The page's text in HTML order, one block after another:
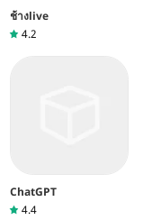
ช้างlive
4.2
ChatGPT
4.4